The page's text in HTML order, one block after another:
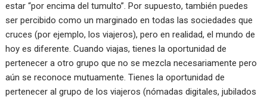
estar “por encima del tumulto”. Por supuesto, también puedes
ser percibido como un marginado en todas las sociedades que
cruces (por ejemplo, los viajeros), pero en realidad, el mundo de
hoy es diferente. Cuando viajas, tienes la oportunidad de
pertenecer a otro grupo que no se mezcla necesariamente pero
aún se reconoce mutuamente. Tienes la oportunidad de
pertenecer al grupo de los viajeros (nómadas digitales, jubilados